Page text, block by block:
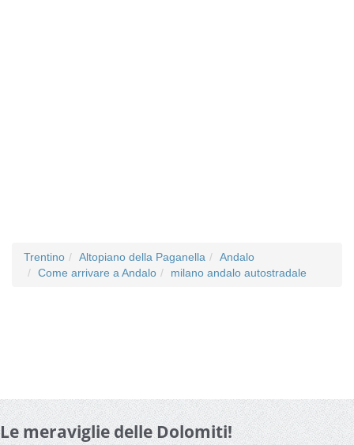
Trentino Altopiano della Paganella
Andalo
Come arrivare a Andalo
milano andalo autostradale
Le meraviglie delle Dolomiti!